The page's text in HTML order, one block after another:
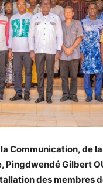
Communication, de
Pingdwendé Gilbert
des membres